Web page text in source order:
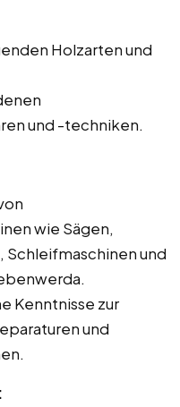
Holzarten und
und -techniken.
wie Sägen,
Schleifmaschinen und
Kenntnisse zur
und